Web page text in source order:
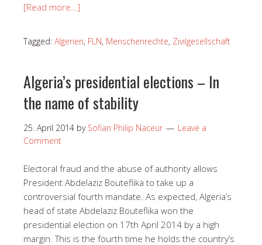
[Read more…]
Tagged: Algerien, FLN, Menschenrechte, Zivilgesellschaft
Algeria’s presidential elections – In
the name of stability
25. April 2014 by Sofian Philip Naceur
Leave a
Comment
Electoral fraud and the abuse of authority allows
President Abdelaziz Bouteflika to take up a
controversial fourth mandate. As expected, Algeria’s
head of state Abdelaziz Bouteflika won the
presidential election on 17th April 2014 by a high
margin. This is the fourth time he holds the country’s